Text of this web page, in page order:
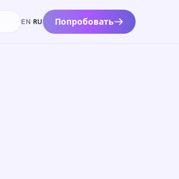
EN RU Попробовать